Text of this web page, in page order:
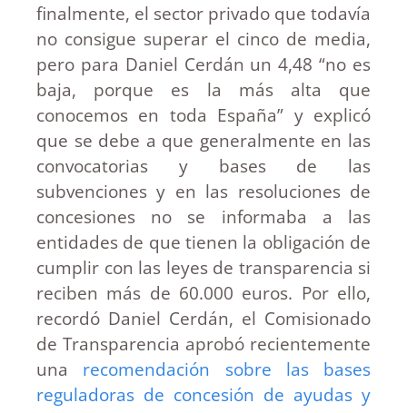
finalmente, el sector privado que todavía
no consigue superar el cinco de media,
pero para Daniel Cerdán un 4,48 “no es
baja, porque es la más alta que
conocemos en toda España” y explicó
que se debe a que generalmente en las
convocatorias y bases de las
subvenciones y en las resoluciones de
concesiones no se informaba a las
entidades de que tienen la obligación de
cumplir con las leyes de transparencia si
reciben más de 60.000 euros. Por ello,
recordó Daniel Cerdán, el Comisionado
de Transparencia aprobó recientemente
una recomendación sobre las bases
reguladoras de concesión de ayudas y